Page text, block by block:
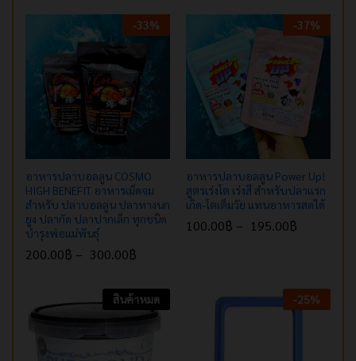
-33%
อาหารปลาบอลลูน COSMO
HIGH BENEFIT อาหารเม็ดจม
สำหรับ ปลาบอลลูน ปลาหางนก
ยูง ปลากัด ปลาปากเล็ก ทุกชนิด
บำรุงพ่อแม่พันธุ์
200.00฿ – 300.00฿
-37%
อาหารปลาบอลลูน Power Up!
สูตรเร่งโต เร่งสี สำหรับปลาแรก
เกิด-โตเต็มวัย แทนอาหารสดได้
100.00฿ – 195.00฿
สินค้าหมด -25%